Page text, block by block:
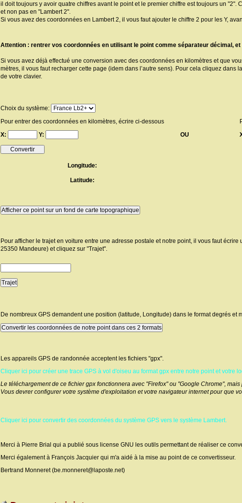
il doit toujours y avoir quatre chiffres avant le point et le premier chiffre est toujours un
et non pas en "Lambert 2".
Si vous avez des coordonnées en Lambert 2, il vous faut ajouter le chiffre 2 pour les Y,
Attention : rentrer vos coordonnées en utilisant le point comme séparateur décimal, et
Si vous avez déjà effectué une conversion avec des coordonnées en kilomètres et que
mètres, il vous faut recharger cette page (idem dans l’autre sens). Pour cela cliquez dans
de votre clavier.
Choix du système:
Pour entrer des coordonnées en kilomètres, écrire ci-dessous
X:
Y: OU
Longitude:
Latitude:
Pour afficher le trajet en voiture entre une adresse postale et notre point, il vous faut
25350 Mandeure) et cliquez sur "Trajet".
De nombreux GPS demandent une position (latitude, Longitude) dans le format degrés et
Les appareils GPS de randonnée acceptent les fichiers "gpx".
Cliquer ici pour créer une trace GPS à vol d'oiseu au format gpx entre notre point et votre
Le téléchargement de ce fichier gpx fonctionnera avec "Firefox" ou "Google Chrome",
Vous devrer configurer votre système d'exploitation et votre navigateur internet pour que
Cliquer ici pour convertir des coordonnées du système GPS vers le système Lambert.
Merci à Pierre Brial qui a publié sous license GNU les outils permettant de réaliser ce
Merci également à François Jacquier qui m'a aidé à la mise au point de ce convertisseur.
Bertrand Monneret (be.monneret@laposte.net)